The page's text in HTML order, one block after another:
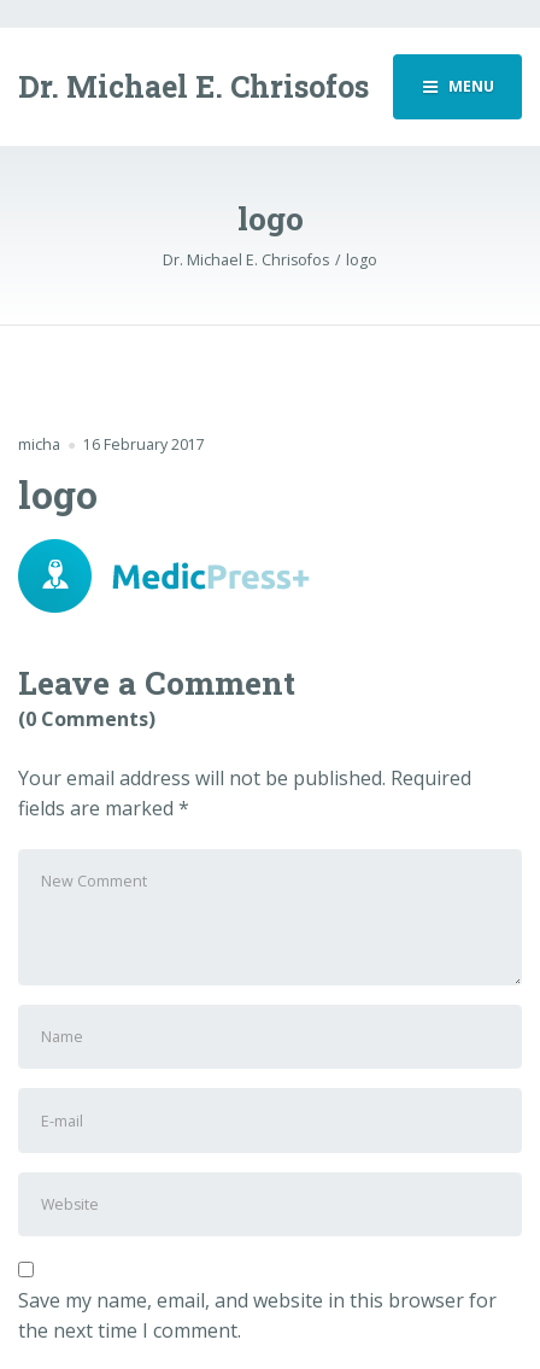
Dr. Michael E. Chrisofos MENU
logo
Dr. Michael E. Chrisofos logo
micha 16 February 2017
logo
Leave a Comment
(0 Comments)
Your email address will not be published. Required
fields are marked *
comment*
and
mail
Save my name, email, and website in this browser for
the next time I comment.